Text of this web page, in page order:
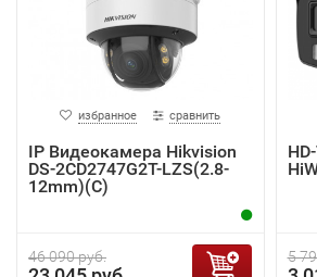
избранное сравнить
IP Видеокамера Hikvision
DS-2CD2747G2T-LZS(2.8-
12mm)(C)
46 090 руб. 5